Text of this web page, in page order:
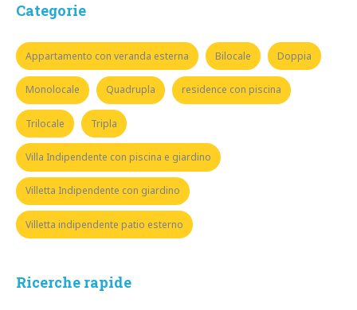
Categorie
Appartamento con veranda esterna Bilocale Doppia
Monolocale Quadrupla residence con piscina
Trilocale Tripla
Villa Indipendente con piscina e giardino
Villetta Indipendente con giardino
Villetta indipendente patio esterno
Ricerche rapide